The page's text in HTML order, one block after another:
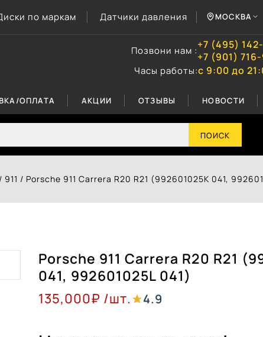
по маркам Датчики давления МОСКВА
Позвони нам :+7 (495)
+7 (901)
Часы работы:с 9:00 до
ОПЛАТА АКЦИИ ОТЗЫВЫ НОВОСТИ
ПОИСК
/ 911 / Porsche 911 Carrera R20 R21 (992601025K 041,
Porsche 911 Carrera R20 R21
041, 992601025L 041)
135,000₽ /шт. 4.9